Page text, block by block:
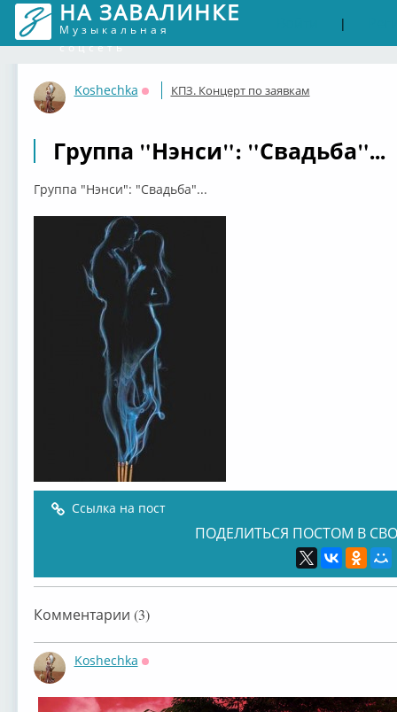
НА ЗАВАЛИНКЕ
Музыкальная
соцсеть
|
Koshechka
Оффлайн
КПЗ. Концерт по заявкам
Группа "Нэнси": "Свадьба"...
Группа "Нэнси": "Свадьба"...
Ссылка на пост
ПОДЕЛИТЬСЯ ПОСТОМ В
Комментарии (3)
Koshechka